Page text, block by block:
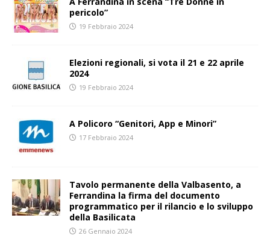
pericolo”
19 Febbraio 2024
Elezioni regionali, si vota il 21 e 22 aprile
2024
19 Febbraio 2024
A Policoro “Genitori, App e Minori”
17 Febbraio 2024
Tavolo permanente della Valbasento, a
Ferrandina la firma del documento
programmatico per il rilancio e lo sviluppo
della Basilicata
26 Gennaio 2024